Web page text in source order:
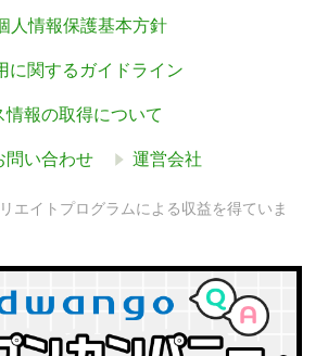
人情報保護基本方針
に関するガイドライン
報の取得について
問い合わせ 運営会社
エイトプログラムによる収益を得ていま